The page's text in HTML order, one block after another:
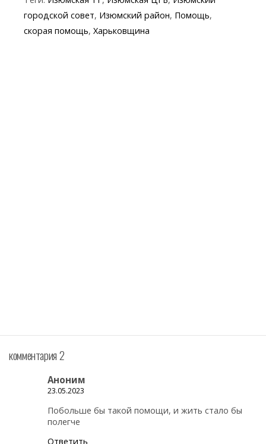
b
o
er gr
a
s
A
p l
городской совет, Изюмский район, Помощь,
скорая помощь, Харьковщина
комментария 2
Аноним
23.05.2023
Побольше бы такой помощи, и жить стало бы
полегче
Ответить